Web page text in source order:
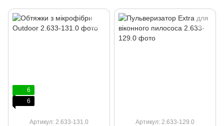
6
6
Артикул: 2.633-131.0 Артикул: 2.633-129.0